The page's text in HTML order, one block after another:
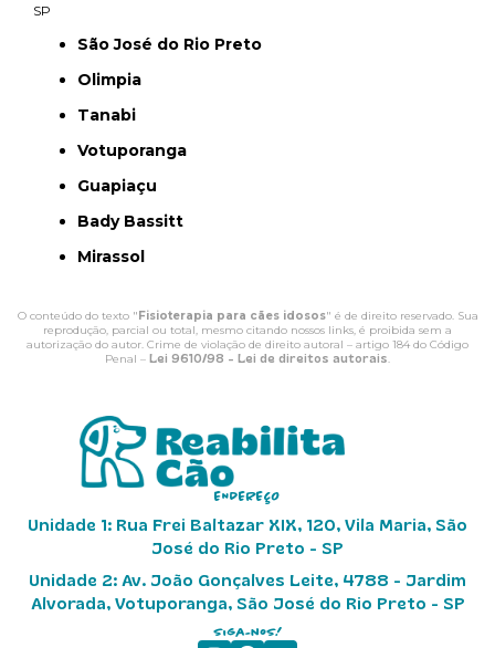
SP
São José do Rio Preto
Olimpia
Tanabi
Votuporanga
Guapiaçu
Bady Bassitt
Mirassol
O conteúdo do texto "Fisioterapia para cães idosos" é de direito reservado. Sua
reprodução, parcial ou total, mesmo citando nossos links, é proibida sem a
autorização do autor. Crime de violação de direito autoral – artigo 184 do Código
Penal – Lei 9610/98 - Lei de direitos autorais.
ENDEREÇO
Unidade 1: Rua Frei Baltazar XIX, 120, Vila Maria, São
José do Rio Preto - SP
Unidade 2: Av. João Gonçalves Leite, 4788 - Jardim
Alvorada, Votuporanga, São José do Rio Preto - SP
Siga-nos!